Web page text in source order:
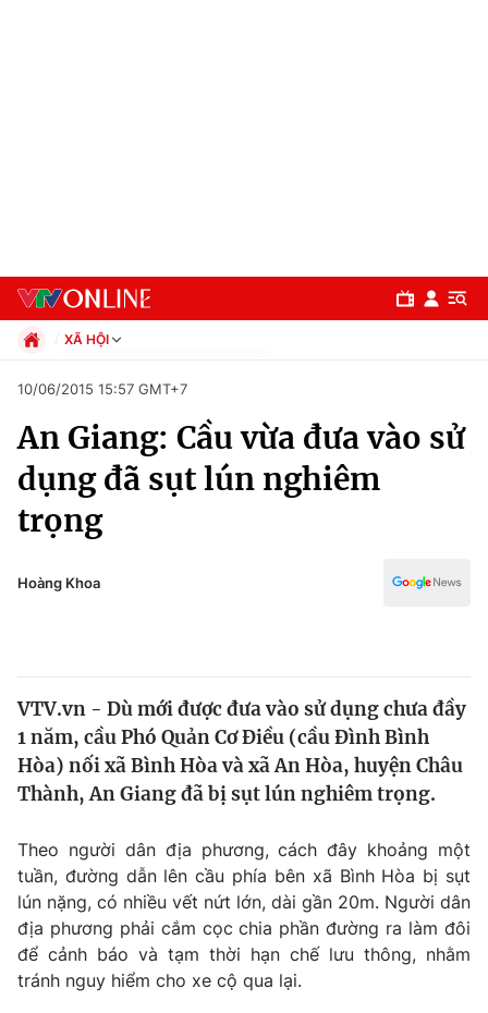
Chuyên mục
Chính trị
Thế giới
Tin tức
Câu chuyện quốc tế
Kinh tế
Tài chính
Thị trường
Góc doanh nghiệp
Dữ liệu và đời sống
Truyền hình
Phim VTV
XÃ HỘI
Xã hội
Pháp luật
Thể thao
Truyền hình
Văn hóa - Giải trí
10/06/2015 15:57 GMT+7
An Giang: Cầu vừa đưa vào sử
dụng đã sụt lún nghiêm
trọng
Hoàng Khoa
VTV.vn - Dù mới được đưa vào sử dụng chưa đầy
1 năm, cầu Phó Quản Cơ Điều (cầu Đình Bình
Hòa) nối xã Bình Hòa và xã An Hòa, huyện Châu
Thành, An Giang đã bị sụt lún nghiêm trọng.
Theo người dân địa phương, cách đây khoảng một
tuần, đường dẫn lên cầu phía bên xã Bình Hòa bị sụt
lún nặng, có nhiều vết nứt lớn, dài gần 20m. Người dân
địa phương phải cắm cọc chia phần đường ra làm đôi
để cảnh báo và tạm thời hạn chế lưu thông, nhằm
tránh nguy hiểm cho xe cộ qua lại.